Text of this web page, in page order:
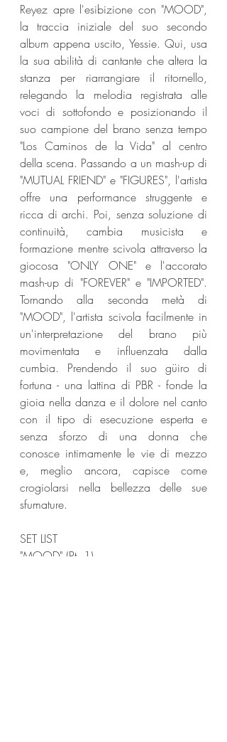
Reyez apre l'esibizione con "MOOD",
la traccia iniziale del suo secondo
album appena uscito, Yessie. Qui, usa
la sua abilità di cantante che altera la
stanza per riarrangiare il ritornello,
relegando la melodia registrata alle
voci di sottofondo e posizionando il
suo campione del brano senza tempo
"Los Caminos de la Vida" al centro
della scena. Passando a un mash-up di
"MUTUAL FRIEND" e "FIGURES", l'artista
offre una performance struggente e
ricca di archi. Poi, senza soluzione di
continuità, cambia musicista e
formazione mentre scivola attraverso la
giocosa "ONLY ONE" e l'accorato
mash-up di "FOREVER" e "IMPORTED".
Tornando alla seconda metà di
"MOOD", l'artista scivola facilmente in
un'interpretazione del brano più
movimentata e influenzata dalla
cumbia. Prendendo il suo güiro di
fortuna - una lattina di PBR - fonde la
gioia nella danza e il dolore nel canto
con il tipo di esecuzione esperta e
senza sforzo di una donna che
conosce intimamente le vie di mezzo
e, meglio ancora, capisce come
crogiolarsi nella bellezza delle sue
sfumature.
SET LIST
"MOOD" (Pt. 1)